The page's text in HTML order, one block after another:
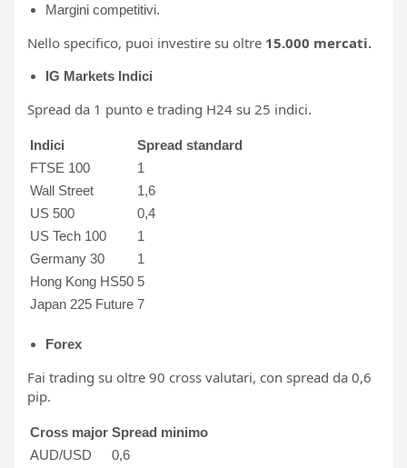
Margini competitivi.
Nello specifico, puoi investire su oltre 15.000 mercati.
IG Markets Indici
Spread da 1 punto e trading H24 su 25 indici.
Indici
Spread standard
FTSE 100
1
Wall Street
1,6
US 500
0,4
US Tech 100
1
Germany 30
1
Hong Kong HS50 5
Japan 225 Future 7
Forex
Fai trading su oltre 90 cross valutari, con spread da 0,6
pip.
Cross major Spread minimo
AUD/USD
0,6